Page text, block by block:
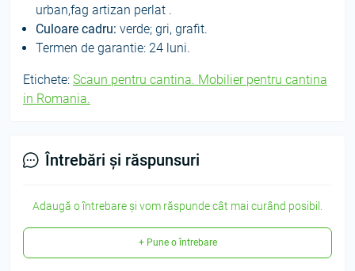
urban,fag artizan perlat .
Culoare cadru: verde; gri, grafit.
Termen de garantie: 24 luni.
Etichete: Scaun pentru cantina. Mobilier pentru cantina
in Romania.
Întrebări și răspunsuri
Adaugă o întrebare și vom răspunde cât mai curând posibil.
+ Pune o întrebare